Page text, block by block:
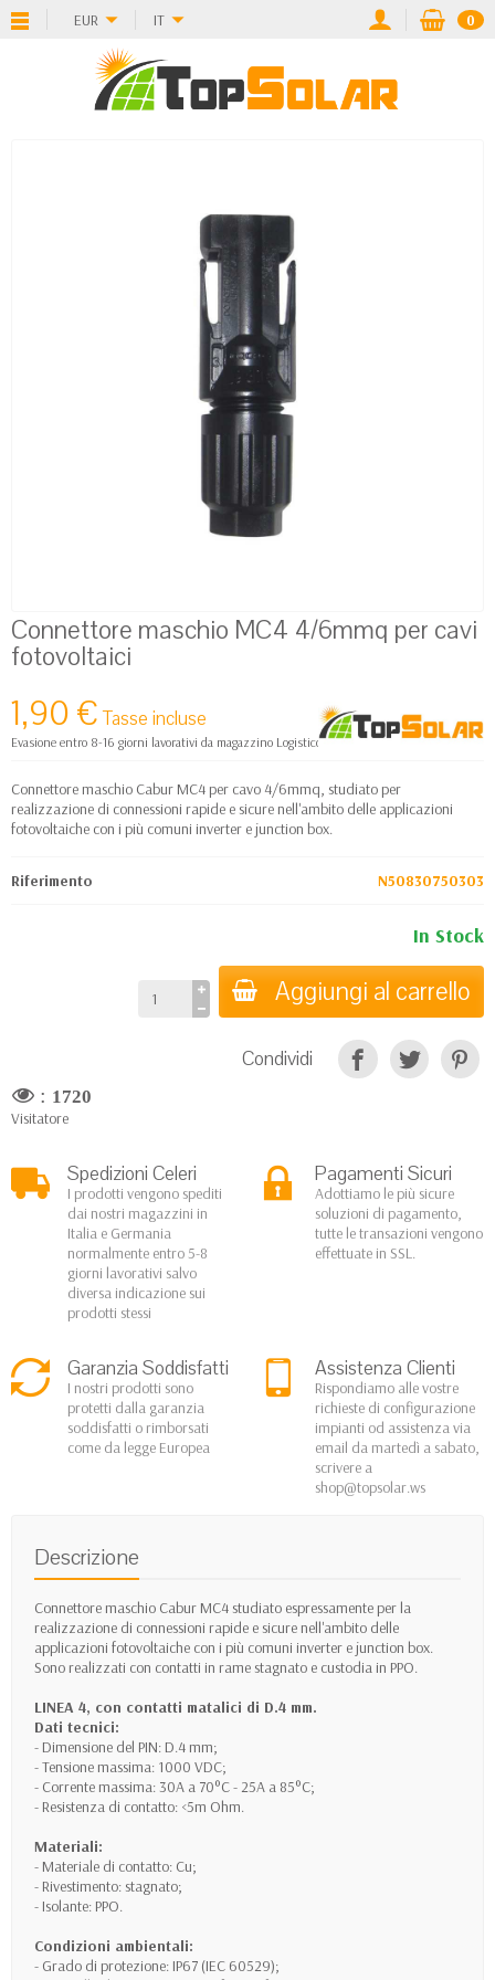
EUR IT 0
Connettore maschio MC4 4/6mmq per cavi
fotovoltaici
1,90 € Tasse incluse
Evasione entro 8-16 giorni lavorativi da magazzino Logistico Europa
Connettore maschio Cabur MC4 per cavo 4/6mmq, studiato per
realizzazione di connessioni rapide e sicure nell'ambito delle applicazioni
fotovoltaiche con i più comuni inverter e junction box.
Riferimento N50830750303
In Stock
Aggiungi al carrello
Condividi
: 1720
Visitatore
Spedizioni Celeri
I prodotti vengono spediti
dai nostri magazzini in
Italia e Germania
normalmente entro 5-8
giorni lavorativi salvo
diversa indicazione sui
prodotti stessi
Pagamenti Sicuri
Adottiamo le più sicure
soluzioni di pagamento,
tutte le transazioni vengono
effettuate in SSL.
Garanzia Soddisfatti
I nostri prodotti sono
protetti dalla garanzia
soddisfatti o rimborsati
come da legge Europea
Assistenza Clienti
Rispondiamo alle vostre
richieste di configurazione
impianti od assistenza via
email da martedì a sabato,
scrivere a
shop@topsolar.ws
Descrizione
Connettore maschio Cabur MC4 studiato espressamente per la
realizzazione di connessioni rapide e sicure nell'ambito delle
applicazioni fotovoltaiche con i più comuni inverter e junction box.
Sono realizzati con contatti in rame stagnato e custodia in PPO.
LINEA 4, con contatti matalici di D.4 mm.
Dati tecnici:
- Dimensione del PIN: D.4 mm;
- Tensione massima: 1000 VDC;
- Corrente massima: 30A a 70°C - 25A a 85°C;
- Resistenza di contatto: <5m Ohm.
Materiali:
- Materiale di contatto: Cu;
- Rivestimento: stagnato;
- Isolante: PPO.
Condizioni ambientali:
- Grado di protezione: IP67 (IEC 60529);